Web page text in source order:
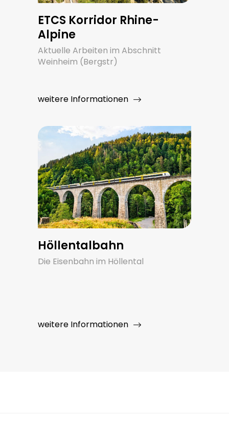
ETCS Korridor Rhine-
Alpine
Aktuelle Arbeiten im Abschnitt
Weinheim (Bergstr)
weitere Informationen
Höllentalbahn
Die Eisenbahn im Höllental
weitere Informationen